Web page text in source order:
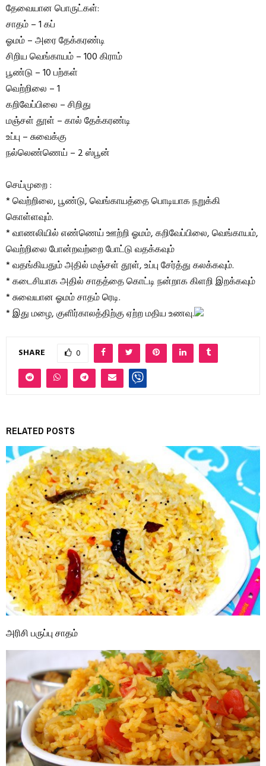
தேவையான பொருட்கள்:
சாதம் – 1 கப்
ஓமம் – அரை தேக்கரண்டி
சிறிய வெங்காயம் – 100 கிராம்
பூண்டு – 10 பற்கள்
வெற்றிலை – 1
கறிவேப்பிலை – சிறிது
மஞ்சள் தூள் – கால் தேக்கரண்டி
உப்பு – சுவைக்கு
நல்லெண்ணெய் – 2 ஸ்பூன்
செய்முறை :
* வெற்றிலை, பூண்டு, வெங்காயத்தை பொடியாக நறுக்கி
கொள்ளவும்.
* வாணலியில் எண்ணெய் ஊற்றி ஓமம், கறிவேப்பிலை, வெங்காயம்,
வெற்றிலை போன்றவற்றை போட்டு வதக்கவும்
* வதங்கியதும் அதில் மஞ்சள் தூள், உப்பு சேர்த்து கலக்கவும்.
* கடைசியாக அதில் சாதத்தை கொட்டி நன்றாக கிளறி இறக்கவும்
* சுவையான ஓமம் சாதம் ரெடி.
* இது மழை, குளிர்காலத்திற்கு ஏற்ற மதிய உணவு.
SHARE 0
RELATED POSTS
அரிசி பருப்பு சாதம்